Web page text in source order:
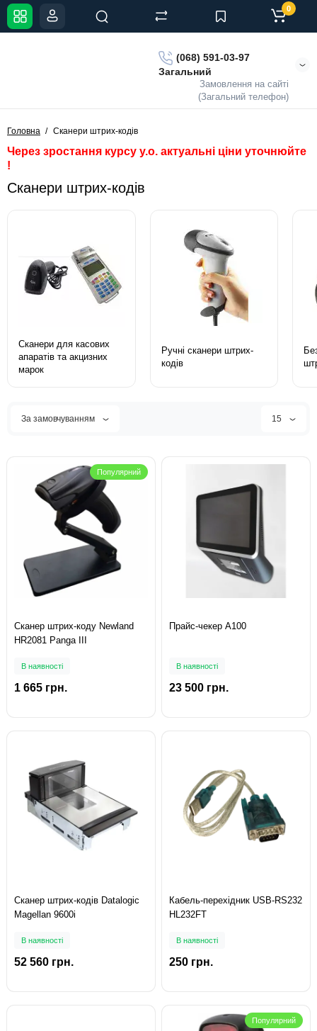
(068) 591-03-97
Загальний
Замовлення на сайті
(Загальний телефон)
0
Головна Сканери штрих-кодів
Через зростання курсу у.о. актуальні ціни уточнюйте
!
Сканери штрих-кодів
Сканери для касових
апаратів та акцизних
марок
Ручні сканери штрих-
кодів
За замовчуванням 15
Популярний
Сканер штрих-коду Newland
HR2081 Panga III
В наявності
1 665 грн.
Прайс-чекер А100
В наявності
23 500 грн.
Сканер штрих-кодів Datalogic
Magellan 9600i
В наявності
52 560 грн.
Кабель-перехідник USB-RS232
HL232FT
В наявності
250 грн.
Популярний